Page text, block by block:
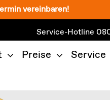
vereinbaren!
Service-Hotline
Preise Service